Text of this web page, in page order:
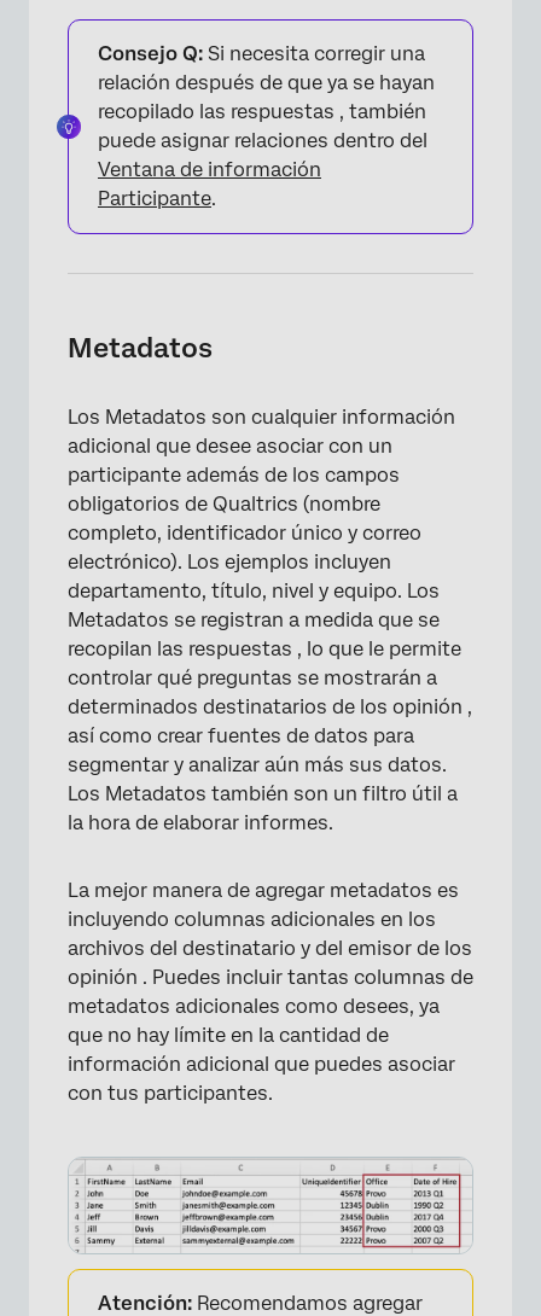
Consejo Q: Si necesita corregir una
relación después de que ya se hayan
recopilado las respuestas , también
puede asignar relaciones dentro del
Ventana de información
Participante.
Metadatos
Los Metadatos son cualquier información
adicional que desee asociar con un
participante además de los campos
obligatorios de Qualtrics (nombre
completo, identificador único y correo
electrónico). Los ejemplos incluyen
departamento, título, nivel y equipo. Los
Metadatos se registran a medida que se
recopilan las respuestas , lo que le permite
controlar qué preguntas se mostrarán a
determinados destinatarios de los opinión ,
así como crear fuentes de datos para
segmentar y analizar aún más sus datos.
Los Metadatos también son un filtro útil a
la hora de elaborar informes.
La mejor manera de agregar metadatos es
incluyendo columnas adicionales en los
archivos del destinatario y del emisor de los
opinión . Puedes incluir tantas columnas de
metadatos adicionales como desees, ya
que no hay límite en la cantidad de
información adicional que puedes asociar
con tus participantes.
Atención: Recomendamos agregar